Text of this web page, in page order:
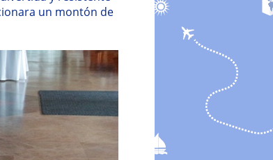
un montón de